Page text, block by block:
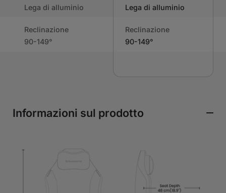
Lega di alluminio
Lega di alluminio
Reclinazione
90-149°
Reclinazione
90-149°
Informazioni sul prodotto